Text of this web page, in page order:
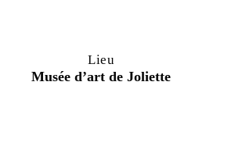
Lieu
Musée d’art de Joliette